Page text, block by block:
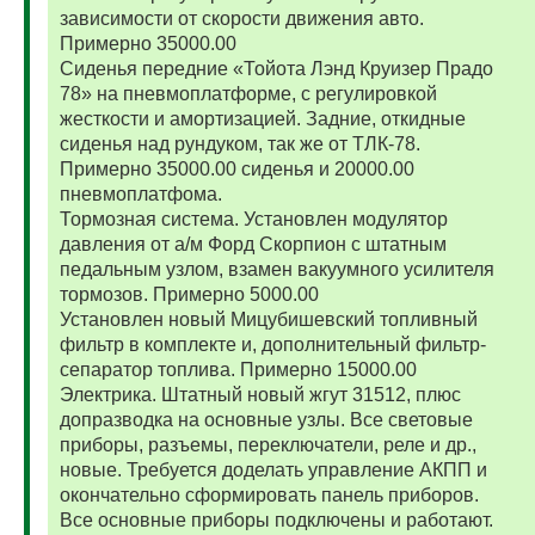
зависимости от скорости движения авто.
Примерно 35000.00
Сиденья передние «Тойота Лэнд Круизер Прадо
78» на пневмоплатформе, с регулировкой
жесткости и амортизацией. Задние, откидные
сиденья над рундуком, так же от ТЛК-78.
Примерно 35000.00 сиденья и 20000.00
пневмоплатфома.
Тормозная система. Установлен модулятор
давления от а/м Форд Скорпион с штатным
педальным узлом, взамен вакуумного усилителя
тормозов. Примерно 5000.00
Установлен новый Мицубишевский топливный
фильтр в комплекте и, дополнительный фильтр-
сепаратор топлива. Примерно 15000.00
Электрика. Штатный новый жгут 31512, плюс
допразводка на основные узлы. Все световые
приборы, разъемы, переключатели, реле и др.,
новые. Требуется доделать управление АКПП и
окончательно сформировать панель приборов.
Все основные приборы подключены и работают.